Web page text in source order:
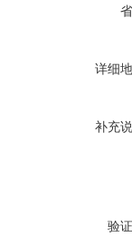
详细
补充
验